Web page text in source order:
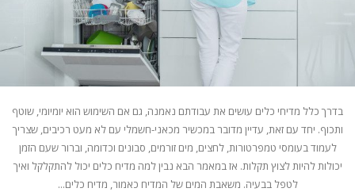
בדרך כלל מדיחי כלים עושים את עבודתם נאמנה, גם אם השימוש הוא יומיומי, שוטף
ותכוף. יחד עם זאת, עדיין מדובר במכשיר מכאני-חשמלי עם לא מעט רכיבים, שצריך
לעמוד בעומסי טמפרטורות, לחצים, מים זורמים, סבונים וכדומה, וברור שעם הזמן
יכולות להיות לצוץ תקלות. אז במאמר הבא נבין למה מדיח כלים יכול להתקלקל ואיך
לטפל בבעיה. משאבת המים של המדיח כאמור, מדיח כלים...